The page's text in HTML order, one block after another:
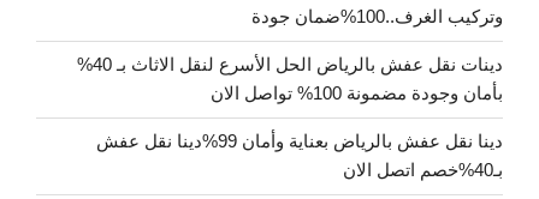
وتركيب الغرف..100%ضمان جودة
دينات نقل عفش بالرياض الحل الأسرع لنقل الاثاث بـ 40%
بأمان وجودة مضمونة 100% تواصل الان
دينا نقل عفش بالرياض بعناية وأمان 99%دينا نقل عفش
بـ40%خصم اتصل الان